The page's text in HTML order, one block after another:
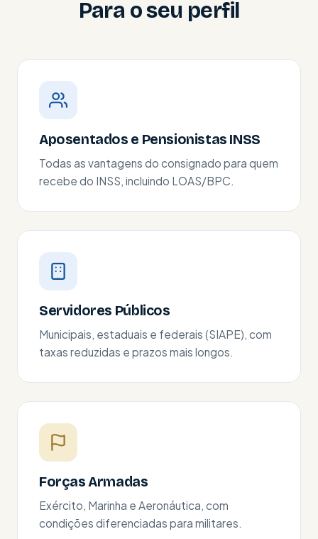
Para o seu perfil
Aposentados e Pensionistas INSS
Todas as vantagens do consignado para quem
recebe do INSS, incluindo LOAS/BPC.
Servidores Públicos
Municipais, estaduais e federais (SIAPE), com
taxas reduzidas e prazos mais longos.
Forças Armadas
Exército, Marinha e Aeronáutica, com
condições diferenciadas para militares.